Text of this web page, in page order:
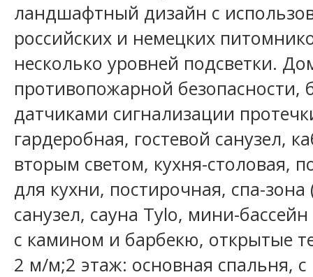
ландшафтный дизайн с
российских и немецких
несколько уровней подсветки.
противопожарной безопасности,
датчиками сигнализации
гардеробная, гостевой санузел,
вторым светом, кухня-столовая,
для кухни, постирочная, спа-
санузел, сауна Tylo, мини-
с камином и барбекю, открытые
2 м/м;2 этаж: основная спальня,